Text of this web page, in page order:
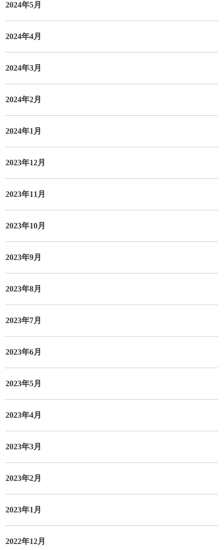
2024年5月
2024年4月
2024年3月
2024年2月
2024年1月
2023年12月
2023年11月
2023年10月
2023年9月
2023年8月
2023年7月
2023年6月
2023年5月
2023年4月
2023年3月
2023年2月
2023年1月
2022年12月